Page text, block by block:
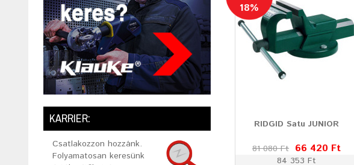
KARRIER:
Csatlakozzon hozzánk.
Folyamatosan keresünk
18%
RIDGID Satu JUNIOR
81 080 Ft 66 420 Ft
84 353 Ft